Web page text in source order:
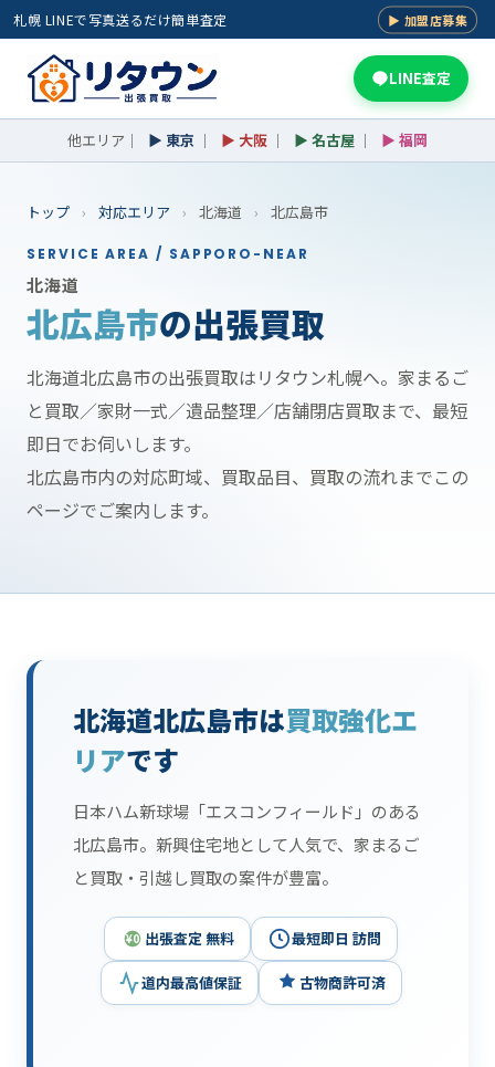
札幌 LINEで写真送るだけ簡単査定 ▶ 加盟店募集
LINE査定
他エリア｜ ▶ 東京 ｜ ▶ 大阪 ｜ ▶ 名古屋 ｜ ▶ 福岡
トップ › 対応エリア › 北海道 › 北広島市
SERVICE AREA / SAPPORO-NEAR
北海道
北広島市の出張買取
北海道北広島市の出張買取はリタウン札幌へ。家まるご
と買取／家財一式／遺品整理／店舗閉店買取まで、最短
即日でお伺いします。
北広島市内の対応町域、買取品目、買取の流れまでこの
ページでご案内します。
北海道北広島市は買取強化エ
リアです
日本ハム新球場「エスコンフィールド」のある
北広島市。新興住宅地として人気で、家まるご
と買取・引越し買取の案件が豊富。
¥0 出張査定 無料 最短即日 訪問
道内最高値保証 古物商許可済